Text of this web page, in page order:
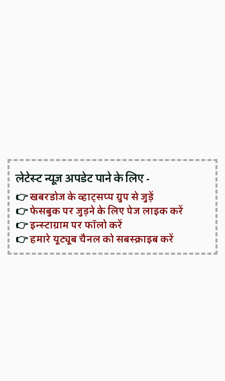
लेटेस्ट न्यूज़ अपडेट पाने के लिए -
👉खबरडोज के व्हाट्सप्प ग्रुप से जुड़ें
👉फेसबुक पर जुड़ने के लिए पेज लाइक करें
👉इन्स्टाग्राम पर फॉलो करें
👉हमारे यूट्यूब चैनल को सबस्क्राइब करें